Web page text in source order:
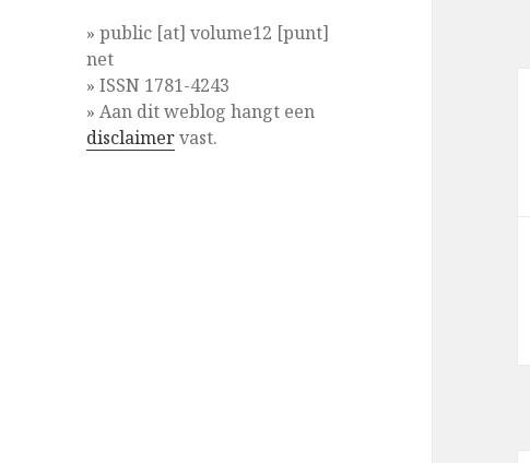
» public [at] volume12 [punt]
net
» ISSN 1781-4243
» Aan dit weblog hangt een
disclaimervast.